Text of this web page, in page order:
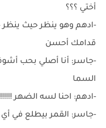
أختي ؟؟؟
-ادهم وهو ينظر حيث
قدامك أحسن
-جاسر: أنا أصلي بحب أشوف
السما
-ادهم: احنا لسه الضهر !!!!!!
-جاسر: القمر بيطلع في